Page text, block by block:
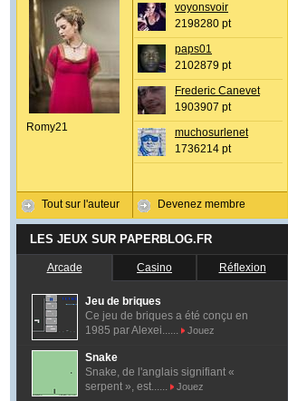
Romy21
Tout sur l'auteur
voyonsvoir
2198280 pt
paps01
2102879 pt
Frederic Canevet
1903907 pt
muchosurlenet
1736214 pt
Devenez membre
LES JEUX SUR PAPERBLOG.FR
Arcade Casino Réflexion
Jeu de briques
Ce jeu de briques a été conçu en
1985 par Alexei......
Jouez
Snake
Snake, de l'anglais signifiant «
serpent », est......
Jouez